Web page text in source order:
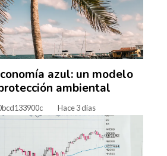
azul: un modelo
ambiental
Hace 3 días